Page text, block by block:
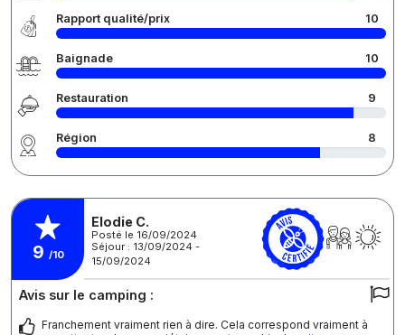
Rapport qualité/prix 10
Baignade 10
Restauration 9
Région 8
9 /10
Elodie C.
Posté le 16/09/2024
Séjour : 13/09/2024 -
15/09/2024
Avis sur le camping :
Franchement vraiment rien à dire. Cela correspond vraiment à